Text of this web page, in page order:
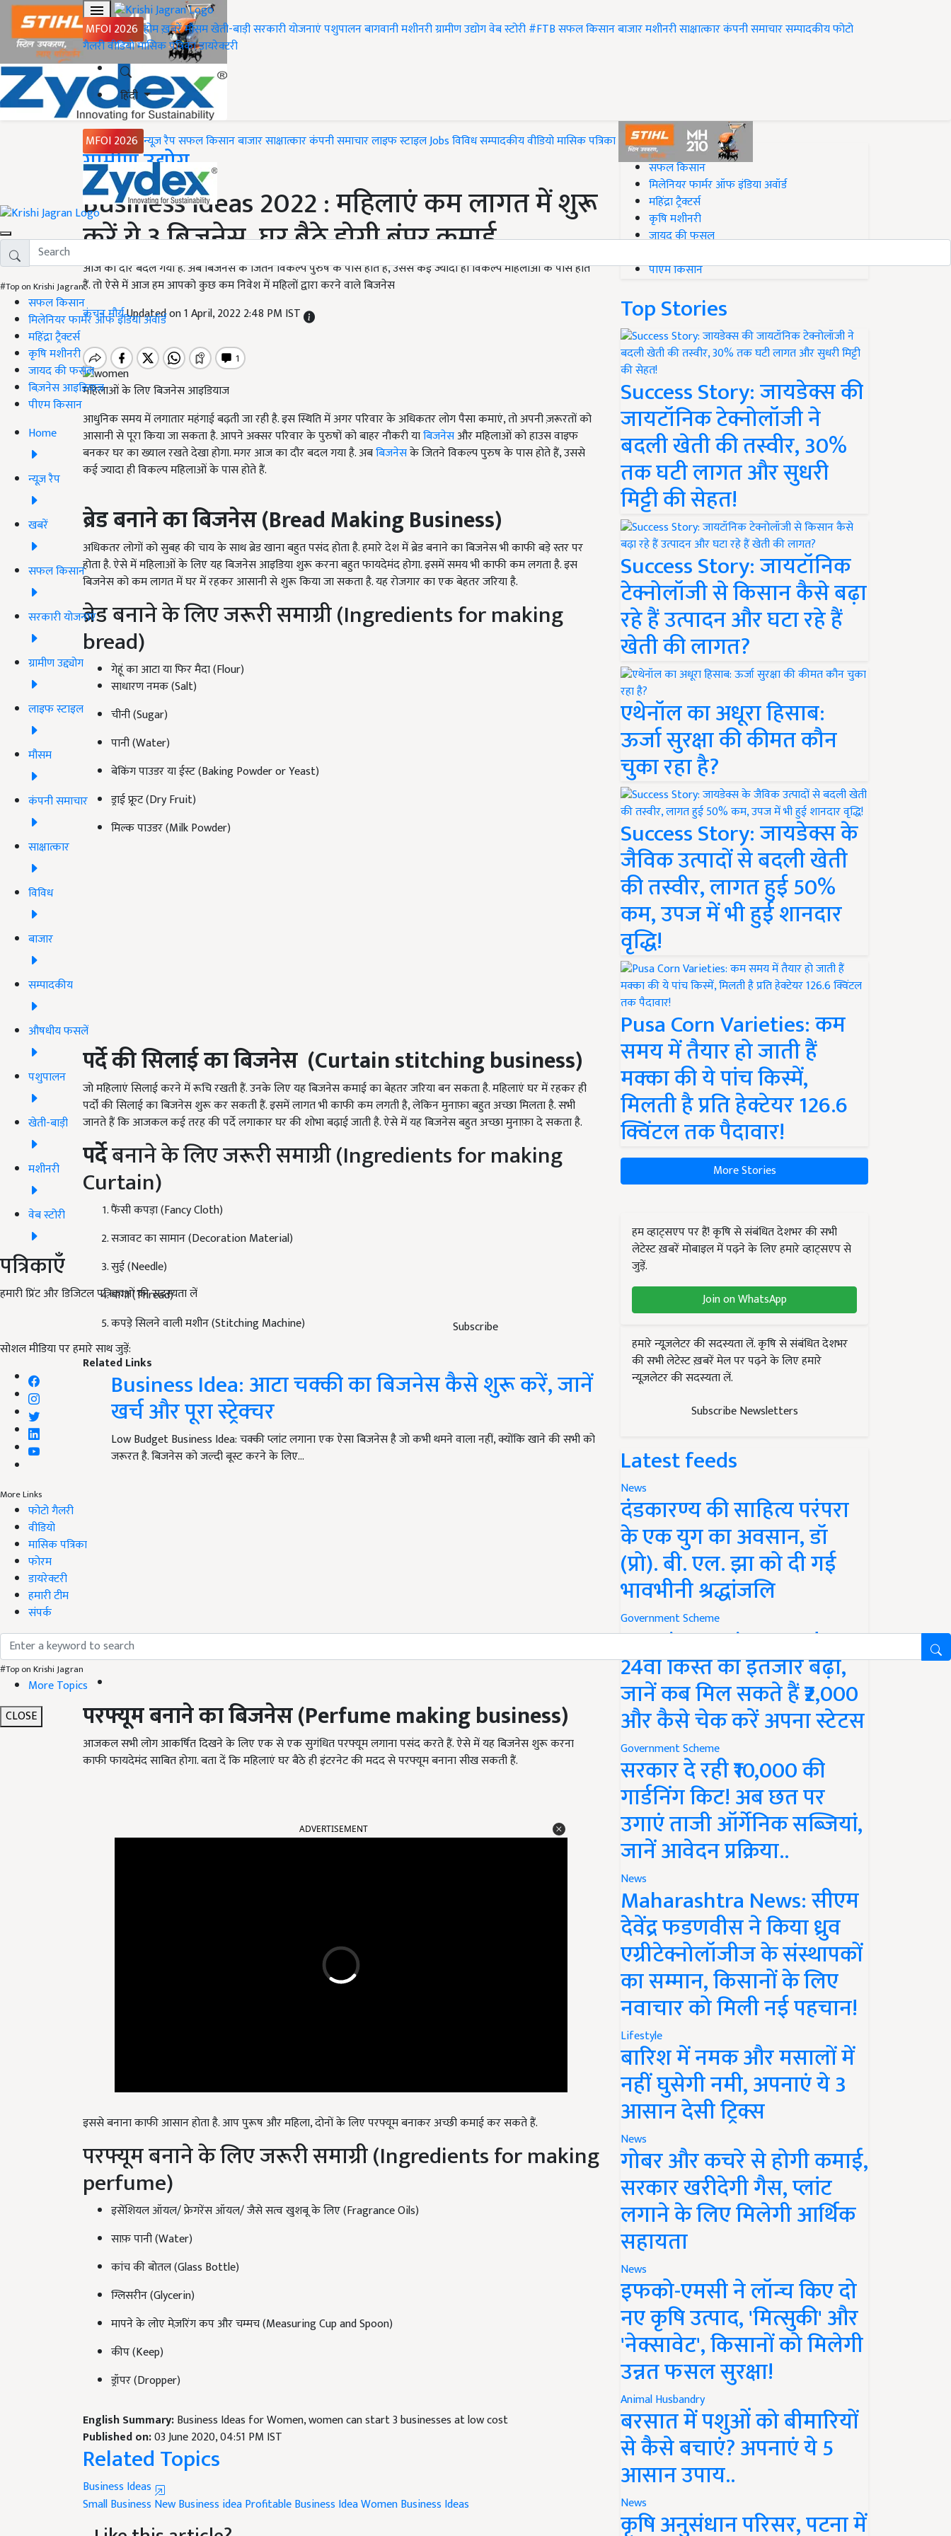
MFOI 2026 होमख़बरेंमौसमखेती-बाड़ीसरकारी योजनाएंपशुपालनबागवानीमशीनरीग्रामीण उद्योगवेब स्टोरी#FTBसफल किसानबाजारमशीनरीसाक्षात्कारकंपनी समाचारसम्पादकीयफोटो
गैलरीवीडियोमासिक पत्रिकाडायरेक्टरी
हिंदी
MFOI 2026 न्यूज़ रैपसफल किसानबाजारसाक्षात्कारकंपनी समाचारलाइफ स्टाइलJobsविविधसम्पादकीयवीडियोमासिक पत्रिका
#Top on Krishi Jagran
सफल किसान
मिलेनियर फार्मर ऑफ इंडिया अवॉर्ड
महिंद्रा ट्रैक्टर्स
कृषि मशीनरी
जायद की फसल
बिज़नेस आइडियाज
पीएम किसान
Home
न्यूज़ रैप
खबरें
सफल किसान
सरकारी योजनाएं
ग्रामीण उद्द्योग
लाइफ स्टाइल
मौसम
कंपनी समाचार
साक्षात्कार
विविध
बाजार
सम्पादकीय
औषधीय फसलें
पशुपालन
खेती-बाड़ी
मशीनरी
वेब स्टोरी
पत्रिकाएँ
हमारी प्रिंट और डिजिटल पत्रिकाओं की सदस्यता लें
Subscribe
सोशल मीडिया पर हमारे साथ जुड़ें:
More Links
फोटो गैलरी
वीडियो
मासिक पत्रिका
फोरम
डायरेक्टरी
हमारी टीम
संपर्क
#Top on Krishi Jagran
More Topics
CLOSE
Home
ग्रामीण उद्योग
Business Ideas 2022 : महिलाएं कम लागत में शुरू
करें ये 3 बिजनेस, घर बैठे होगी बंपर कमाई
आज का दौर बदल गया है. अब बिजनेस के जितने विकल्प पुरुष के पास होते हैं, उससे कई ज्यादा ही विकल्प महिलाओं के पास होते
हैं. तो ऐसे में आज हम आपको कुछ कम निवेश में महिलों द्वारा करने वाले बिजनेस
कंचन मौर्यUpdated on 1 April, 2022 2:48 PM IST
महिलाओं के लिए बिजनेस आइडियाज
आधुनिक समय में लगातार महंगाई बढ़ती जा रही है. इस स्थिति में अगर परिवार के अधिकतर लोग पैसा कमाएं, तो अपनी ज़रूरतों को
आसानी से पूरा किया जा सकता है. आपने अक्सर परिवार के पुरुषों को बाहर नौकरी याबिजनेसऔर महिलाओं को हाउस वाइफ
बनकर घर का ख्याल रखते देखा होगा. मगर आज का दौर बदल गया है. अबबिजनेसके जितने विकल्प पुरुष के पास होते हैं, उससे
कई ज्यादा ही विकल्प महिलाओं के पास होते हैं.
ब्रेड बनाने का बिजनेस (Bread Making Business)
अधिकतर लोगों को सुबह की चाय के साथ ब्रेड खाना बहुत पसंद होता है. हमारे देश में ब्रेड बनाने का बिजनेस भी काफी बड़े स्तर पर
होता है. ऐसे में महिलाओं के लिए यह बिजनेस आइडिया शुरू करना बहुत फायदेमंद होगा. इसमें समय भी काफी कम लगता है. इस
बिजनेस को कम लागत में घर में रहकर आसानी से शुरू किया जा सकता है. यह रोजगार का एक बेहतर जरिया है.
ब्रेड बनाने के लिए जरूरी समाग्री (Ingredients for making
bread)
गेहूं का आटा या फिर मैदा (Flour)
साधारण नमक (Salt)
चीनी (Sugar)
पानी (Water)
बेकिंग पाउडर या ईस्ट (Baking Powder or Yeast)
ड्राई फ्रूट (Dry Fruit)
मिल्क पाउडर (Milk Powder)
पर्दे की सिलाई का बिजनेस (Curtain stitching business)
जो महिलाएं सिलाई करने में रूचि रखती हैं. उनके लिए यह बिजनेस कमाई का बेहतर जरिया बन सकता है. महिलाएं घर में रहकर ही
पर्दों की सिलाई का बिजनेस शुरू कर सकती हैं. इसमें लागत भी काफी कम लगती है, लेकिन मुनाफ़ा बहुत अच्छा मिलता है. सभी
जानते हैं कि आजकल कई तरह की पर्दे लगाकार घर की शोभा बढ़ाई जाती है. ऐसे में यह बिजनेस बहुत अच्छा मुनाफ़ा दे सकता है.
पर्देबनाने के लिए जरूरी समाग्री (Ingredients for making
Curtain)
फैंसी कपड़ा (Fancy Cloth)
सजावट का सामान (Decoration Material)
सुई (Needle)
धागा (Thread)
कपड़े सिलने वाली मशीन (Stitching Machine)
Related Links
Business Idea: आटा चक्की का बिजनेस कैसे शुरू करें, जानें
खर्च और पूरा स्ट्रेक्चर
Low Budget Business Idea: चक्की प्लांट लगाना एक ऐसा बिजनेस है जो कभी थमने वाला नहीं, क्योंकि खाने की सभी को
जरूरत है. बिजनेस को जल्दी बूस्ट करने के लिए…
परफ्यूम बनाने का बिजनेस (Perfume making business)
आजकल सभी लोग आकर्षित दिखने के लिए एक से एक सुगंधित परफ्यूम लगाना पसंद करते हैं. ऐसे में यह बिजनेस शुरू करना
काफी फायदेमंद साबित होगा. बता दें कि महिलाएं घर बैठे ही इंटरनेट की मदद से परफ्यूम बनाना सीख सकती हैं.
परफ्यूम बनाने के लिए जरूरी समाग्री (Ingredients for making
perfume)
इसेंशियल ऑयल/ फ्रेगरेंस ऑयल/ जैसे सत्व खुशबू के लिए (Fragrance Oils)
कांच की बोतल (Glass Bottle)
ग्लिसरीन (Glycerin)
मापने के लोए मेज़रिंग कप और चम्मच (Measuring Cup and Spoon)
ड्रॉपर (Dropper)
Published on:03 June 2020, 04:51 PM IST
Related Topics
Business Ideas
Small Business New Business idea
Like this article?
#Top on Krishi Jagran
सफल किसान
मिलेनियर फार्मर ऑफ इंडिया अवॉर्ड
महिंद्रा ट्रैक्टर्स
कृषि मशीनरी
जायद की फसल
पीएम किसान
Top Stories
Success Story: जायडेक्स की
जायटॉनिक टेक्नोलॉजी ने
बदली खेती की तस्वीर, 30%
तक घटी लागत और सुधरी
मिट्टी की सेहत!
Success Story: जायटॉनिक
टेक्नोलॉजी से किसान कैसे बढ़ा
रहे हैं उत्पादन और घटा रहे हैं
खेती की लागत?
एथेनॉल का अधूरा हिसाब:
ऊर्जा सुरक्षा की कीमत कौन
चुका रहा है?
Success Story: जायडेक्स के
जैविक उत्पादों से बदली खेती
की तस्वीर, लागत हुई 50%
कम, उपज में भी हुई शानदार
वृद्धि!
Pusa Corn Varieties: कम
समय में तैयार हो जाती हैं
मक्का की ये पांच किस्में,
मिलती है प्रति हेक्टेयर 126.6
क्विंटल तक पैदावार!
More Stories
हम व्हाट्सएप पर हैं! कृषि से संबंधित देशभर की सभी
लेटेस्ट ख़बरें मोबाइल में पढ़ने के लिए हमारे व्हाट्सएप से
जुड़ें.
Join on WhatsApp
हमारे न्यूज़लेटर की सदस्यता लें. कृषि से संबंधित देशभर
की सभी लेटेस्ट ख़बरें मेल पर पढ़ने के लिए हमारे
न्यूज़लेटर की सदस्यता लें.
Subscribe Newsletters
Latest feeds
News
दंडकारण्य की साहित्य परंपरा
के एक युग का अवसान, डॉ
(प्रो). बी. एल. झा को दी गई
भावभीनी श्रद्धांजलि
Government Scheme
PM Kisan Yojana Update:
24वीं किस्त का इंतजार बढ़ा,
जानें कब मिल सकते हैं ₹2,000
और कैसे चेक करें अपना स्टेटस
Government Scheme
सरकार दे रही ₹10,000 की
गार्डनिंग किट! अब छत पर
उगाएं ताजी ऑर्गेनिक सब्जियां,
जानें आवेदन प्रक्रिया..
News
Maharashtra News: सीएम
देवेंद्र फडणवीस ने किया ध्रुव
एग्रीटेक्नोलॉजीज के संस्थापकों
का सम्मान, किसानों के लिए
नवाचार को मिली नई पहचान!
Lifestyle
बारिश में नमक और मसालों में
नहीं घुसेगी नमी, अपनाएं ये 3
आसान देसी ट्रिक्स
News
गोबर और कचरे से होगी कमाई,
सरकार खरीदेगी गैस, प्लांट
लगाने के लिए मिलेगी आर्थिक
सहायता
News
इफको-एमसी ने लॉन्च किए दो
नए कृषि उत्पाद, 'मित्सुकी' और
'नेक्सावेट', किसानों को मिलेगी
उन्नत फसल सुरक्षा!
Animal Husbandry
बरसात में पशुओं को बीमारियों
से कैसे बचाएं? अपनाएं ये 5
आसान उपाय..
News
कृषि अनुसंधान परिसर, पटना में